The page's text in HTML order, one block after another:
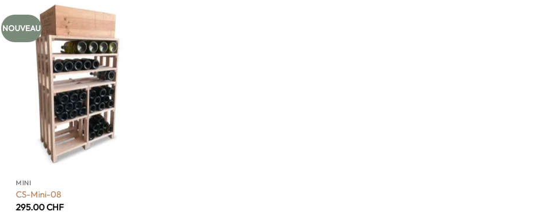
NOUVEAU
MINI
CS-Mini-08
295.00CHF